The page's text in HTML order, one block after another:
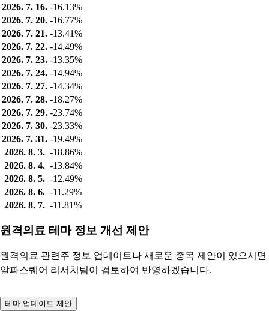
2026. 7. 16. -16.13%
2026. 7. 20. -16.77%
2026. 7. 21. -13.41%
2026. 7. 22. -14.49%
2026. 7. 23. -13.35%
2026. 7. 24. -14.94%
2026. 7. 27. -14.34%
2026. 7. 28. -18.27%
2026. 7. 29. -23.74%
2026. 7. 30. -23.33%
2026. 7. 31. -19.49%
2026. 8. 3. -18.86%
2026. 8. 4. -13.84%
2026. 8. 5. -12.49%
2026. 8. 6. -11.29%
2026. 8. 7. -11.81%
원격의료 테마 정보 개선 제안
원격의료 관련주 정보 업데이트나 새로운 종목 제안이 있으시면
알파스퀘어 리서치팀이 검토하여 반영하겠습니다.
테마 업데이트 제안